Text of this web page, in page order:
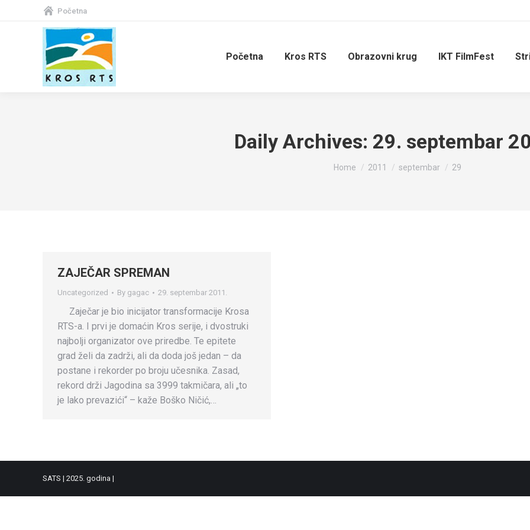
Početna
Početna Kros RTS Obrazovni krug IKT FilmFest
Daily Archives: 29. septembar
You are here:
Home 2011 septembar 29
ZAJEČAR SPREMAN
Uncategorized By gagac 29. septembar 2011.
Zaječar je bio inicijator transformacije Krosa
RTS-a. I prvi je domaćin Kros serije, i dvostruki
najbolji organizator ove priredbe. Te epitete
grad želi da zadrži, ali da doda još jedan – da
postane i rekorder po broju učesnika. Zasad,
rekord drži Jagodina sa 3999 takmičara, ali „to
je lako prevazići“ – kaže Boško Ničić,…
SATS | 2025. godina |